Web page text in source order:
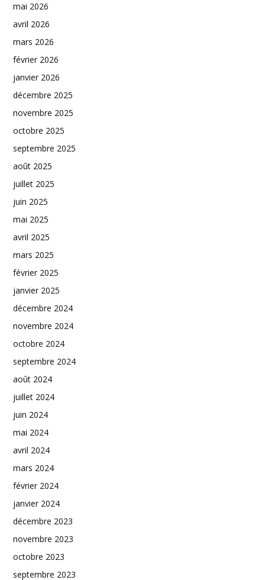
mai 2026
avril 2026
mars 2026
février 2026
janvier 2026
décembre 2025
novembre 2025
octobre 2025
septembre 2025
août 2025
juillet 2025
juin 2025
mai 2025
avril 2025
mars 2025
février 2025
janvier 2025
décembre 2024
novembre 2024
octobre 2024
septembre 2024
août 2024
juillet 2024
juin 2024
mai 2024
avril 2024
mars 2024
février 2024
janvier 2024
décembre 2023
novembre 2023
octobre 2023
septembre 2023